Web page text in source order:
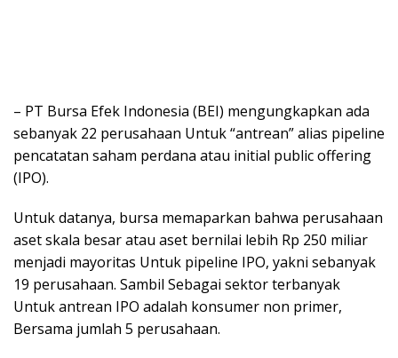
– PT Bursa Efek Indonesia (BEI) mengungkapkan ada
sebanyak 22 perusahaan Untuk “antrean” alias pipeline
pencatatan saham perdana atau initial public offering
(IPO).
Untuk datanya, bursa memaparkan bahwa perusahaan
aset skala besar atau aset bernilai lebih Rp 250 miliar
menjadi mayoritas Untuk pipeline IPO, yakni sebanyak
19 perusahaan. Sambil Sebagai sektor terbanyak
Untuk antrean IPO adalah konsumer non primer,
Bersama jumlah 5 perusahaan.